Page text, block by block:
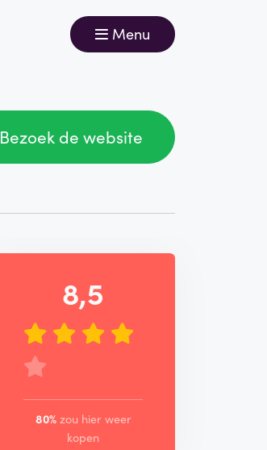
Menu
Bezoek de website
8,5
80% zou hier weer
kopen